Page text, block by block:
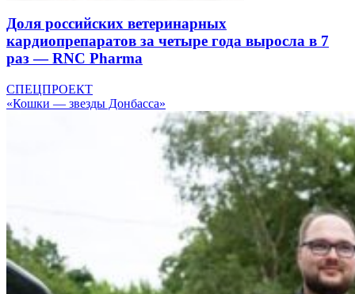
Доля российских ветеринарных
кардиопрепаратов за четыре года выросла в 7
раз — RNC Pharma
СПЕЦПРОЕКТ
«Кошки — звезды Донбасса»